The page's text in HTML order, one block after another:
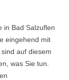
in Bad Salzuflen
eingehend mit
auf diesem
was Sie tun.